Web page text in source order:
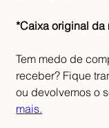
*Caixa original da
Tem medo de
receber? Fique
ou devolvemos o
mais.